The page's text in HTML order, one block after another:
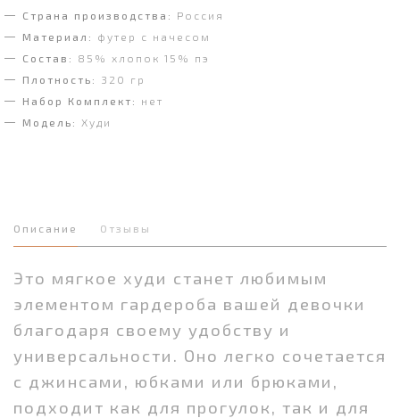
Страна производства:
Россия
Материал:
футер с начесом
Состав:
85% хлопок 15% пэ
Плотность:
320 гр
Набор Комплект:
нет
Модель:
Худи
Описание Отзывы
Это мягкое худи станет любимым
элементом гардероба вашей девочки
благодаря своему удобству и
универсальности. Оно легко сочетается
с джинсами, юбками или брюками,
подходит как для прогулок, так и для